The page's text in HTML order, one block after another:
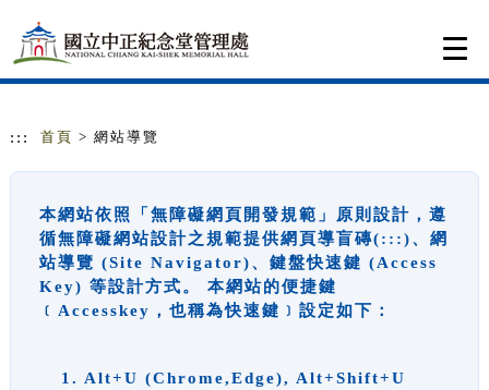
::: 首頁 > 網站導覽
本網站依照「無障礙網頁開發規範」原則設計，遵
循無障礙網站設計之規範提供網頁導盲磚(:::)、網
站導覽 (Site Navigator)、鍵盤快速鍵 (Access
Key) 等設計方式。 本網站的便捷鍵
﹝Accesskey，也稱為快速鍵﹞設定如下：
1. Alt+U (Chrome,Edge), Alt+Shift+U